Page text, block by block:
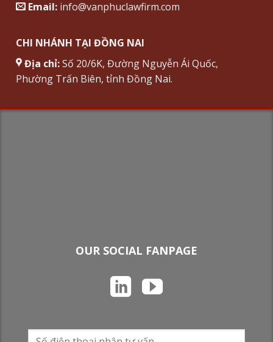
Email: info@vanphuclawfirm.com
CHI NHÁNH TẠI ĐỒNG NAI
Địa chỉ:Số 20/6K, Đường Nguyễn Ái Quốc,
Phường Trấn Biên, tỉnh Đồng Nai.
OUR SOCIAL FANPAGE